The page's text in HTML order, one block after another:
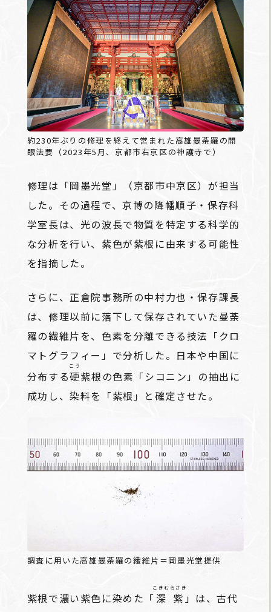
約230年ぶりの修理を終えて営まれた高雄曼荼羅の開
眼法要（2023年5月、京都市右京区の神護寺で）
修理は「岡墨光堂」（京都市中京区）が担当
した。その過程で、京博の降幡順子・保存科
学室長は、光の波長で物質を特定する科学的
な分析を行い、紫色が紫根に由来する可能性
を指摘した。
さらに、正倉院事務所の中村力也・保存課長
は、修理以前に落下して保存されていた曼荼
羅の繊維片を、色素を分離できる技法「クロ
マトグラフィー」で分析した。日本や中国に
分布する硬
こう
紫根の色素「シコニン」の抽出に
成功し、染料を「紫根」と確定させた。
調査に用いた高雄曼荼羅の繊維片＝岡墨光堂提供
紫根で濃い紫色に染めた「 深紫
こきむらさき
」は、古代